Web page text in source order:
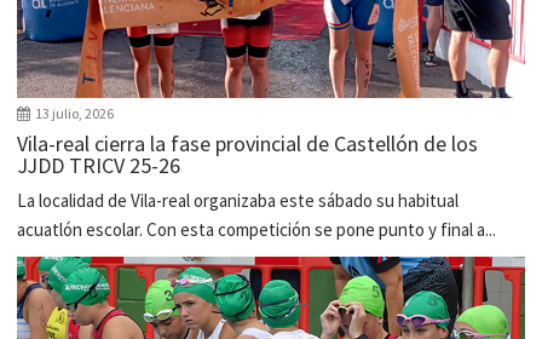
13 julio, 2026
Vila-real cierra la fase provincial de Castellón de los
JJDD TRICV 25-26
La localidad de Vila-real organizaba este sábado su habitual
acuatlón escolar. Con esta competición se pone punto y final a...